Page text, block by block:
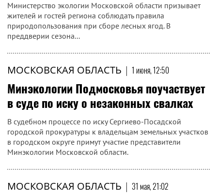
Министерство экологии Московской области призывает
жителей и гостей региона соблюдать правила
природопользования при сборе лесных ягод. В
преддверии сезона...
МОСКОВСКАЯ ОБЛАСТЬ | 1 июня, 12:50
Минэкологии Подмосковья поучаствует
в суде по иску о незаконных свалках
В судебном процессе по иску Сергиево-Посадской
городской прокуратуры к владельцам земельных участков
в городском округе примут участие представители
Минэкологии Московской области.
МОСКОВСКАЯ ОБЛАСТЬ | 31 мая, 21:02